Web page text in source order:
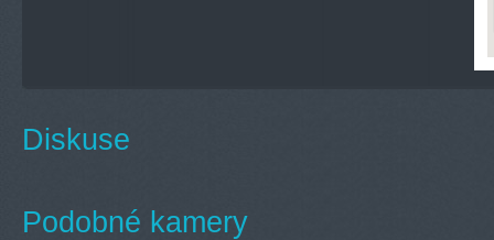
Diskuse
Podobné kamery